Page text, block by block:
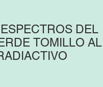
DEL
TOMILLO AL